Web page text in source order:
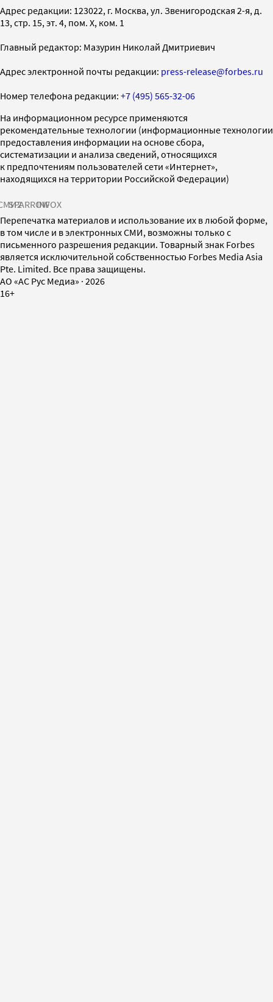
Адрес редакции: 123022, г. Москва, ул. Звенигородская 2-я, д.
13, стр. 15, эт. 4, пом. X, ком. 1
Главный редактор: Мазурин Николай Дмитриевич
Адрес электронной почты редакции: press-release@forbes.ru
Номер телефона редакции: +7 (495) 565-32-06
На информационном ресурсе применяются
рекомендательные технологии (информационные технологии
предоставления информации на основе сбора,
систематизации и анализа сведений, относящихся
к предпочтениям пользователей сети «Интернет»,
находящихся на территории Российской Федерации)
SPARROWINFOX
Перепечатка материалов и использование их в любой форме,
в том числе и в электронных СМИ, возможны только с
письменного разрешения редакции. Товарный знак Forbes
является исключительной собственностью Forbes Media Asia
Pte. Limited. Все права защищены.
AO «АС Рус Медиа» · 2026
16+